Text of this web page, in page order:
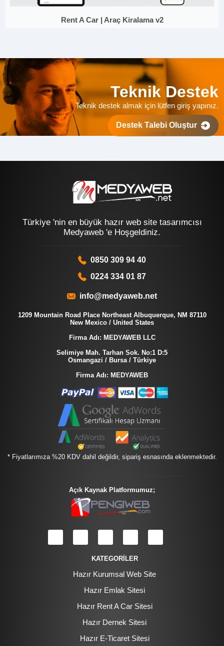
Rent A Car | Araç Kiralama v2
Teknik Destek
Teknik destek almak için lütfen giriş yapınız.
Destek Talebi Oluştur
Türkiye 'nin en büyük hazır web site tasarımcısı
Medyaweb 'e Hoşgeldiniz.
0850 309 94 40
0224 334 01 87
info@medyaweb.net
1209 Mountain Road Place Northeast Albuquerque, NM 87110
New Mexico / United States
Firma Adı: MEDYAWEB LLC
Selimiye Mah. Tarhan Sok. No:1 D:5
Osmangazi / Bursa / Türkiye
Firma Adı: MEDYAWEB
* Fiyatlarımıza %20 KDV dahil değildir, sipariş esnasında eklenmektedir.
Açık Kaynak Platformumuz;
KATEGORİLER
Hazır Kurumsal Web Site
Hazır Emlak Sitesi
Hazır Rent A Car Sitesi
Hazır Dernek Sitesi
Hazır E-Ticaret Sitesi